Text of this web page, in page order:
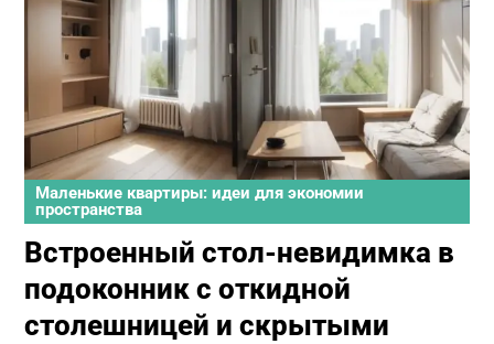
Маленькие квартиры: идеи для экономии
пространства
Встроенный стол-невидимка в
подоконник с откидной
столешницей и скрытыми